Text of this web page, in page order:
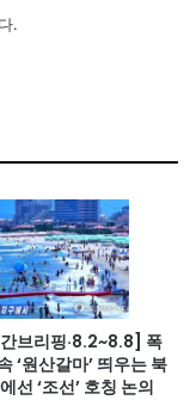
.
브리핑·8.2~8.8] 폭
‘원산갈마’ 띄우는 북
선 ‘조선’ 호칭 논의